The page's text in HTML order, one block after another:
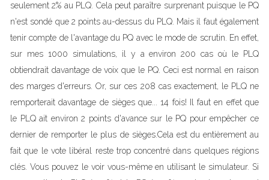
seulement 2% au PLQ. Cela peut paraître surprenant puisque le PQ
n'est sondé que 2 points au-dessus du PLQ. Mais il faut également
tenir compte de l'avantage du PQ avec le mode de scrutin. En effet,
sur mes 1000 simulations, il y a environ 200 cas où le PLQ
obtiendrait davantage de voix que le PQ. Ceci est normal en raison
des marges d'erreurs. Or, sur ces 208 cas exactement, le PLQ ne
remporterait davantage de sièges que... 14 fois! Il faut en effet que
le PLQ ait environ 2 points d'avance sur le PQ pour empêcher ce
dernier de remporter le plus de sièges.Cela est du entièrement au
fait que le vote libéral reste trop concentré dans quelques régions
clés. Vous pouvez le voir vous-même en utilisant le simulateur. Si